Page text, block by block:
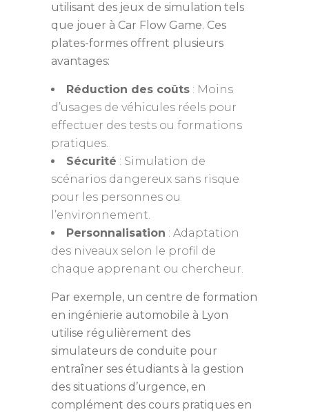
utilisant des jeux de simulation tels
que jouer à Car Flow Game. Ces
plates-formes offrent plusieurs
avantages:
Réduction des coûts : Moins
d’usages de véhicules réels pour
effectuer des tests ou formations
pratiques.
Sécurité : Simulation de
scénarios dangereux sans risque
pour les personnes ou
l’environnement.
Personnalisation : Adaptation
des niveaux selon le profil de
chaque apprenant ou chercheur.
Par exemple, un centre de formation
en ingénierie automobile à Lyon
utilise régulièrement des
simulateurs de conduite pour
entraîner ses étudiants à la gestion
des situations d’urgence, en
complément des cours pratiques en